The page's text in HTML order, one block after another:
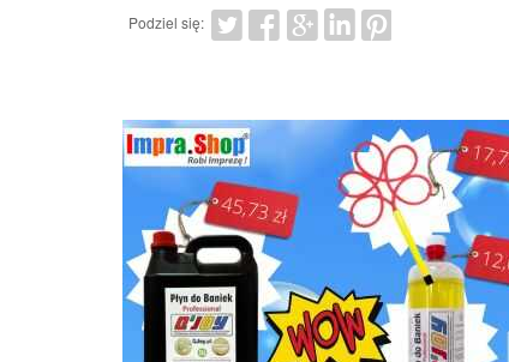
Podziel się: